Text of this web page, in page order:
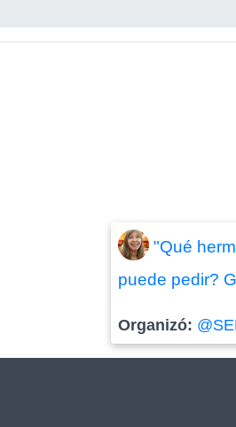
"Qué
puede pedir?
Organizó: